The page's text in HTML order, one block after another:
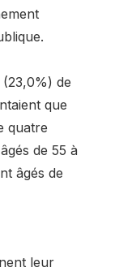
de
que
quatre
de 55 à
âgés de
leur